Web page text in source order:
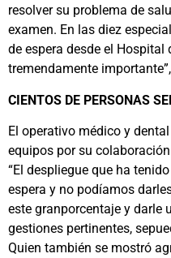
resolver su problema de
examen. En las diez
de espera desde el
tremendamente
CIENTOS DE PERSONAS
El operativo médico y
equipos por su
“El despliegue que ha
espera y no podíamos
este granporcentaje y darle
gestiones pertinentes,
Quien también se mostró